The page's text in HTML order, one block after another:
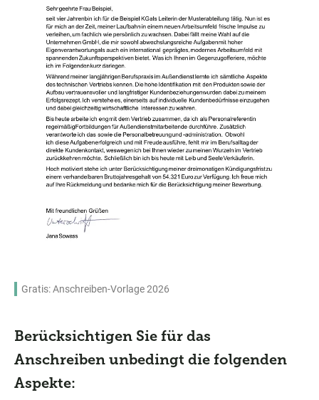
Gratis: Anschreiben-Vorlage 2026
Berücksichtigen Sie für das
Anschreiben unbedingt die folgenden
Aspekte: